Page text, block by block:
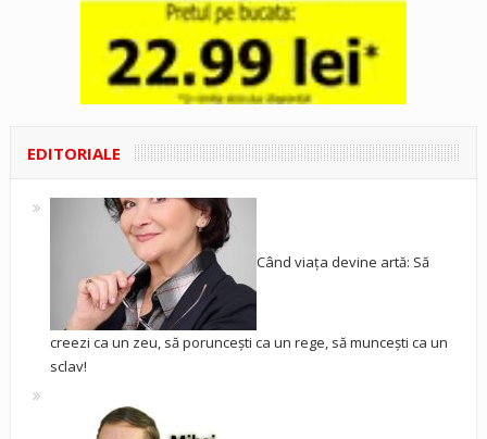
EDITORIALE
Când viața devine artă: Să
creezi ca un zeu, să poruncești ca un rege, să muncești ca un
sclav!